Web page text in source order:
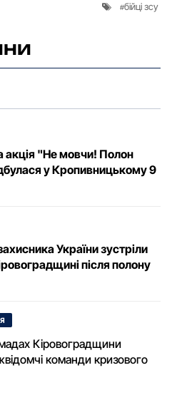
бійці зсу
акція "Не мовчи! Полон
у Кропивницькому 9
України зустріли
після полону
Кіровоградщини
команди кризового